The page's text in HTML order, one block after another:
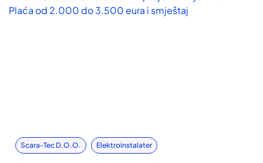
Scara-Tec D.o.o. Elektroinstalater